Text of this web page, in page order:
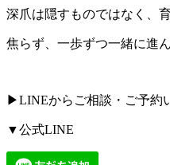
深爪は隠すものではなく、
焦らず、一歩ずつ一緒に進
▶LINEからご相談・ご予約
▼公式LINE